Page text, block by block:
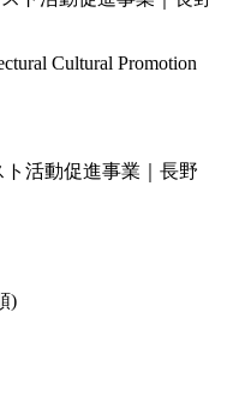
Cultural Promotion
)